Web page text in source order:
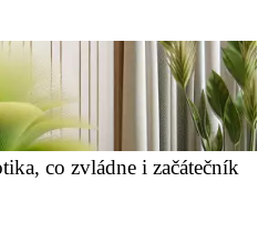
co zvládne i začátečník